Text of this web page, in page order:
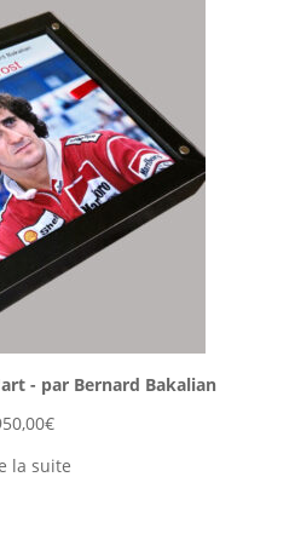
- par Bernard Bakalian
€
la suite